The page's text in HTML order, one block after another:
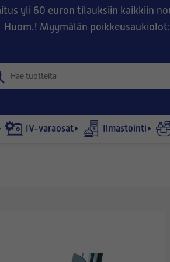
yli 60 euron tilauksiin kaikkiin
Huom.! Myymälän
IV-varaosat Ilmastointi